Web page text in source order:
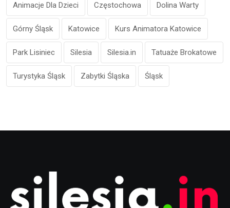
Animacje Dla Dzieci Częstochowa Dolina Warty
Górny Śląsk Katowice Kurs Animatora Katowice
Park Lisiniec Silesia Silesia.in Tatuaże Brokatowe
Turystyka Śląsk Zabytki Śląska Śląsk